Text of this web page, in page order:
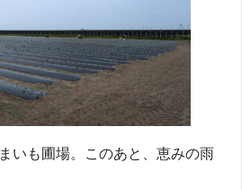
いも圃場。このあと、恵みの雨